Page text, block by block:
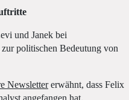
und Janek bei
politischen Bedeutung von
Newslettererwähnt, dass Felix